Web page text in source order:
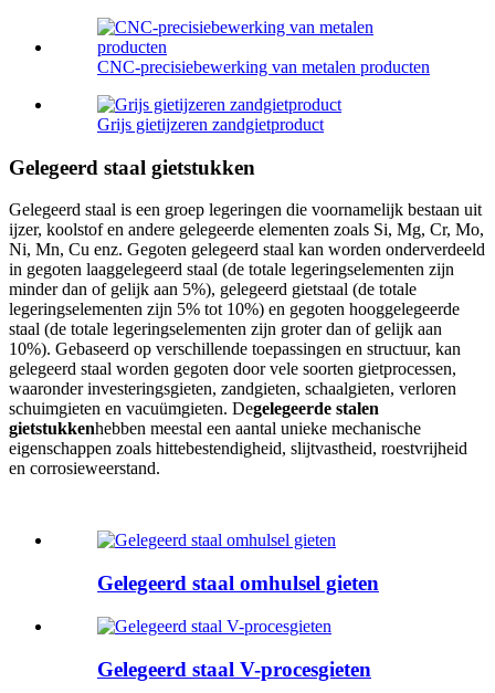
CNC-precisiebewerking van metalen producten
Grijs gietijzeren zandgietproduct
Gelegeerd staal gietstukken
Gelegeerd staal is een groep legeringen die voornamelijk bestaan ​​uit
ijzer, koolstof en andere gelegeerde elementen zoals Si, Mg, Cr, Mo,
Ni, Mn, Cu enz. Gegoten gelegeerd staal kan worden onderverdeeld
in gegoten laaggelegeerd staal (de totale legeringselementen zijn
minder dan of gelijk aan 5%), gelegeerd gietstaal (de totale
legeringselementen zijn 5% tot 10%) en gegoten hooggelegeerde
staal (de totale legeringselementen zijn groter dan of gelijk aan
10%). Gebaseerd op verschillende toepassingen en structuur, kan
gelegeerd staal worden gegoten door vele soorten gietprocessen,
waaronder investeringsgieten, zandgieten, schaalgieten, verloren
schuimgieten en vacuümgieten. Degelegeerde stalen
gietstukkenhebben meestal een aantal unieke mechanische
eigenschappen zoals hittebestendigheid, slijtvastheid, roestvrijheid
en corrosieweerstand.
Gelegeerd staal omhulsel gieten
Gelegeerd staal V-procesgieten